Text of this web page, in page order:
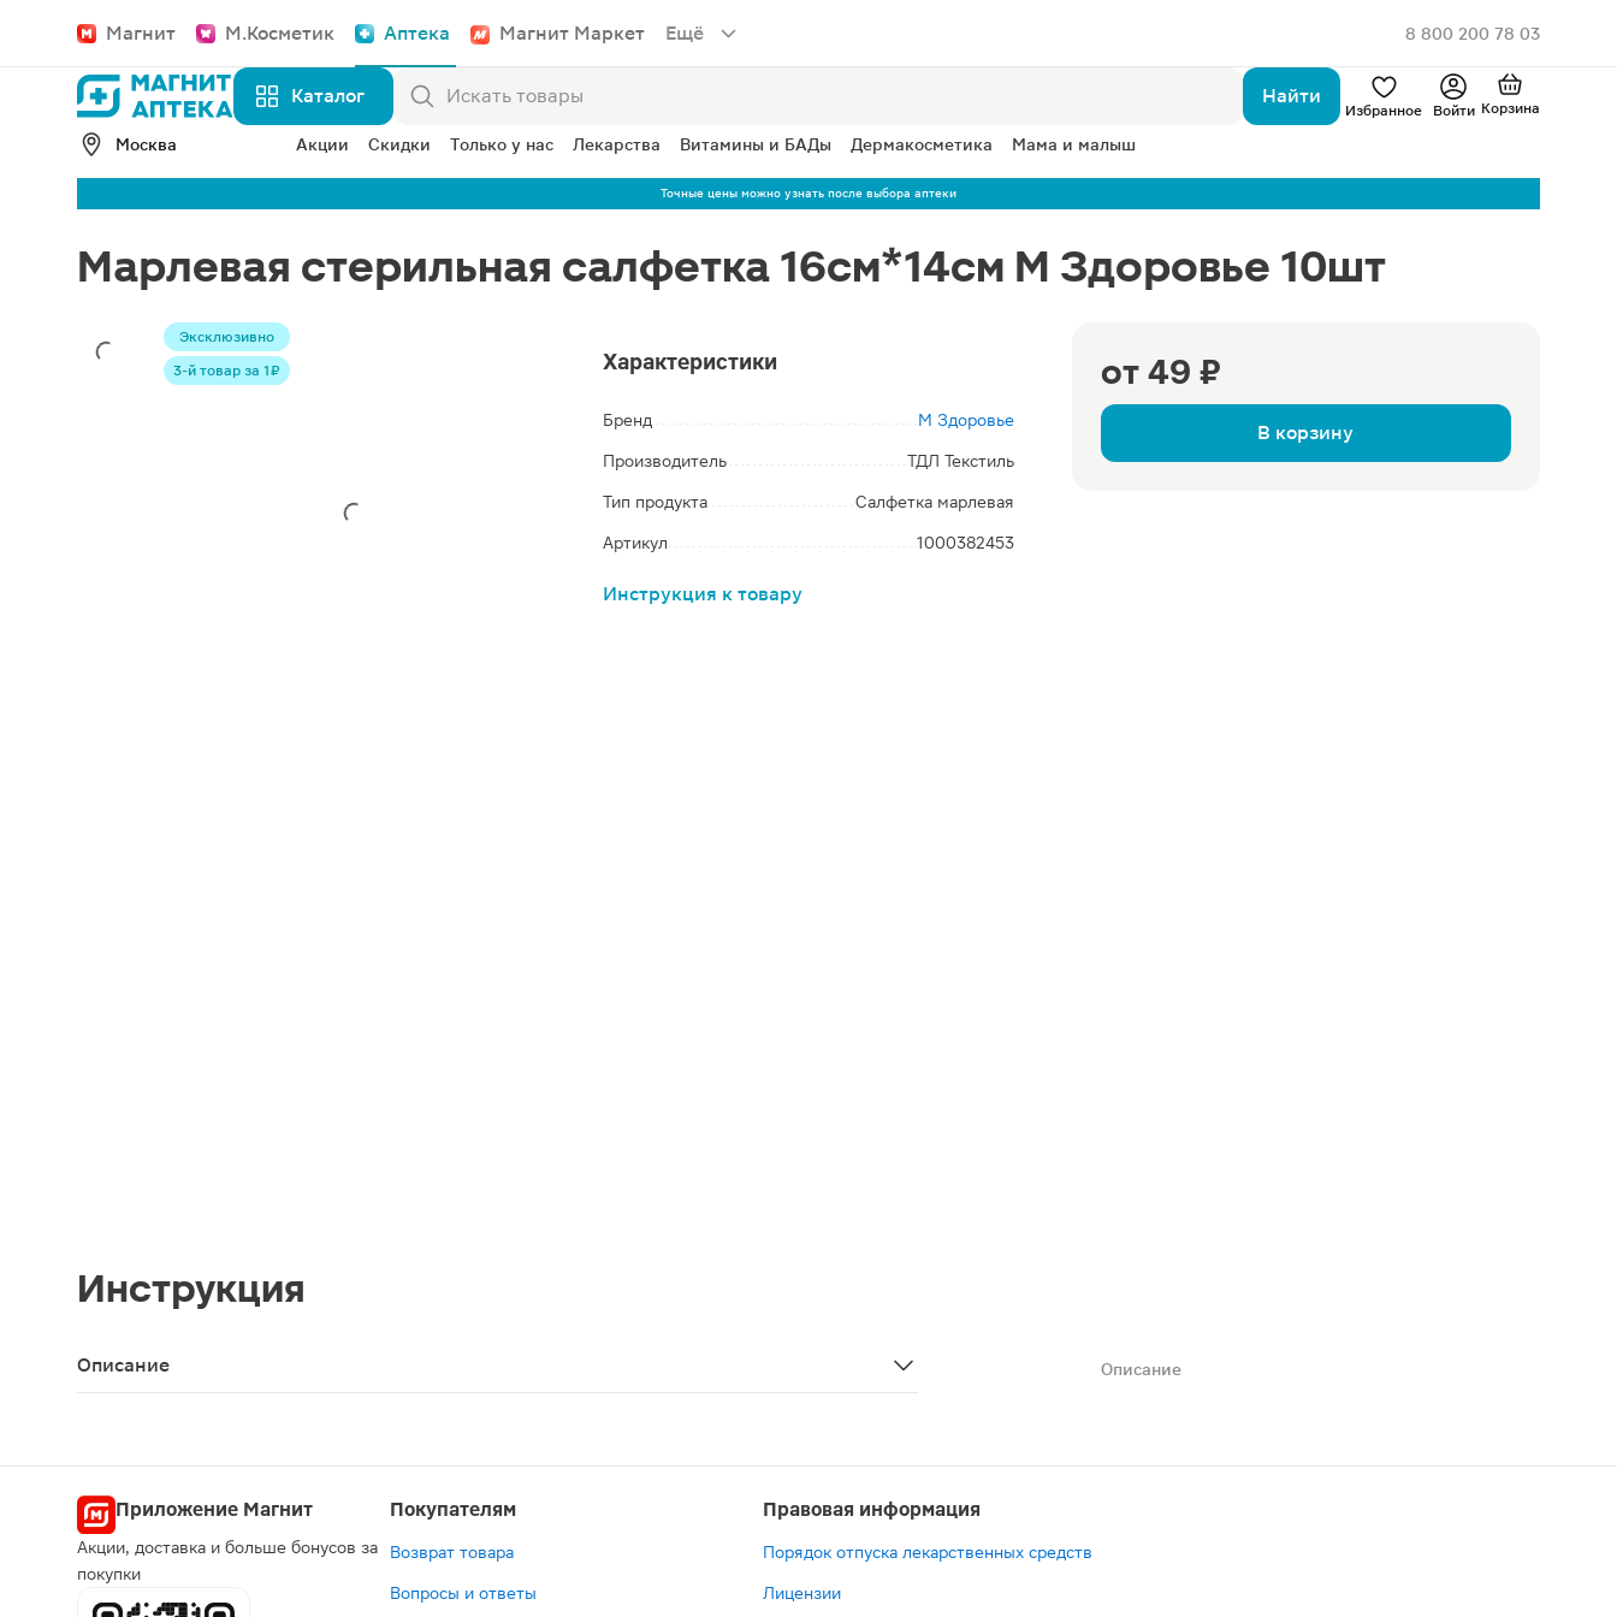
Магнит М.Косметик Аптека Магнит Маркет Ещё 8 800 200 78 03
Каталог Найти
Избранное Войти Корзина
Москва Акции Скидки Только у нас Лекарства Витамины и БАДы Дермакосметика Мама и малыш
Точные цены можно узнать после выбора аптеки
Марлевая стерильная салфетка 16см*14см М Здоровье 10шт
Эксклюзивно
3-й товар за 1 ₽
от 49 ₽
В корзину
Характеристики
Бренд М Здоровье
Производитель ТДЛ Текстиль
Тип продукта Салфетка марлевая
Артикул 1000382453
Инструкция к товару
Инструкция
Описание
Описание
Приложение Магнит
Акции, доставка и больше бонусов за
покупки
Покупателям
Возврат товара
Вопросы и ответы
Правовая информация
Порядок отпуска лекарственных средств
Лицензии